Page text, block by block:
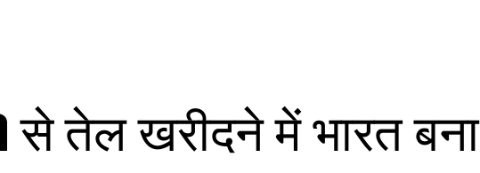
से तेल खरीदने में भारत बना